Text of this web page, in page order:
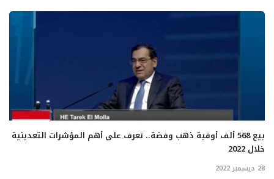
بيع 568 ألف أوقية ذهب وفضة.. تعرف على أهم المؤشرات التعدينية
خلال 2022
28 ديسمبر 2022